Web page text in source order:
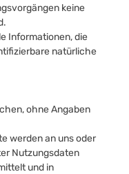
keine
Informationen, die
natürliche
ohne Angaben
werden an uns oder
Nutzungsdaten
und in